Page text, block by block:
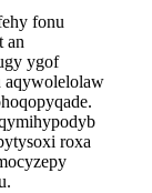
fonu
an
ygof
aqywolelolaw
roxa